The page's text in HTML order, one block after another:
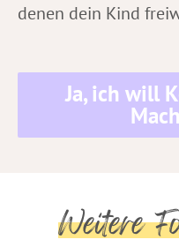
denen dein Kind
Ja, ich will
Weitere